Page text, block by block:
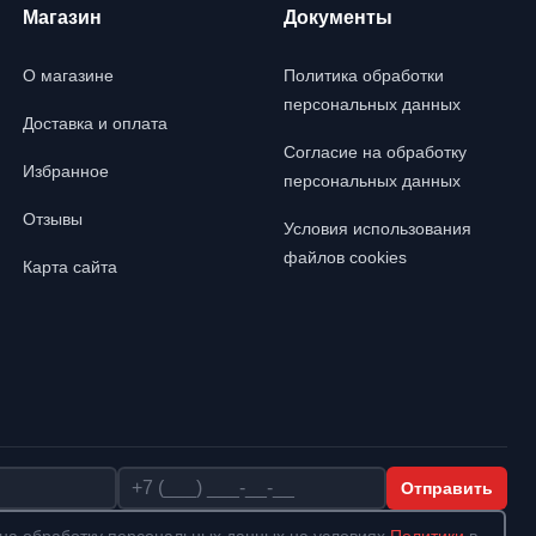
Магазин
О магазине
Доставка и оплата
Избранное
Отзывы
Карта сайта
Документы
Политика обработки
персональных данных
Согласие на обработку
персональных данных
Условия использования
файлов cookies
Телефон Отправить